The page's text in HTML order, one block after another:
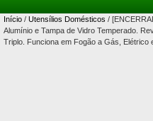
Início / Utensílios Domésticos /
Alumínio e Tampa de Vidro Temperado.
Triplo. Funciona em Fogão a Gás, Elétrico